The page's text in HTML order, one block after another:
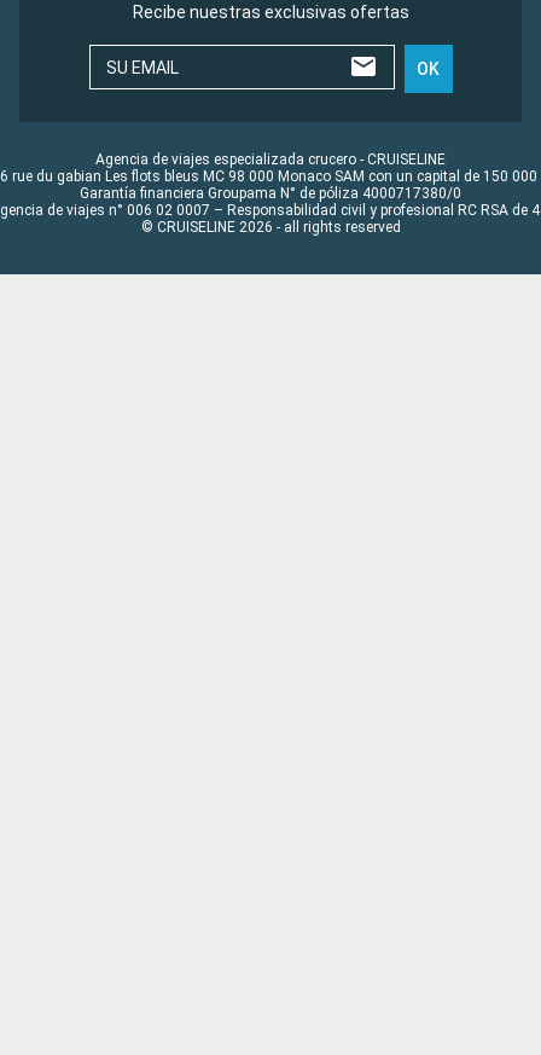
Recibe nuestras exclusivas ofertas
SU EMAIL OK
Agencia de viajes especializada crucero - CRUISELINE
rue du gabian Les flots bleus MC 98 000 Monaco SAM con un capital de 150 000
Garantía financiera Groupama N° de póliza 4000717380/0
de viajes n° 006 02 0007 – Responsabilidad civil y profesional RC RSA de
© CRUISELINE 2026 - all rights reserved